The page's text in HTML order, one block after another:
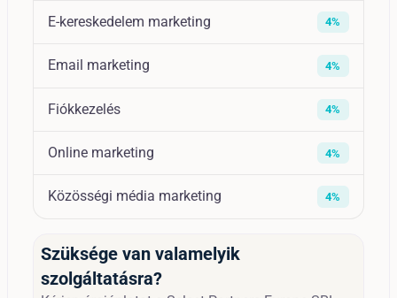
E-kereskedelem marketing 4%
Email marketing 4%
Fiókkezelés 4%
Online marketing 4%
Közösségi média marketing 4%
Szüksége van valamelyik
szolgáltatásra?